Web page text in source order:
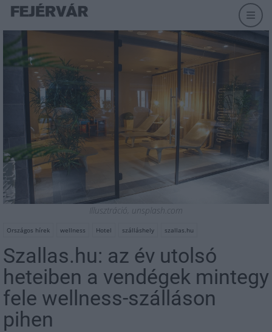
Illusztráció, unsplash.com
Országos hírek wellness Hotel szálláshely szallas.hu
Szallas.hu: az év utolsó
heteiben a vendégek mintegy
fele wellness-szálláson
pihen